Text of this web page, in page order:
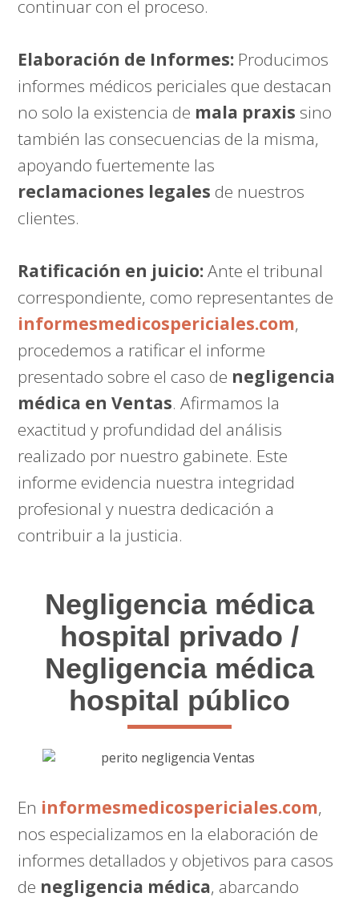
continuar con el proceso.
Elaboración de Informes: Producimos
informes médicos periciales que destacan
no solo la existencia de mala praxis sino
también las consecuencias de la misma,
apoyando fuertemente las
reclamaciones legales de nuestros
clientes.
Ratificación en juicio:Ante el tribunal
correspondiente, como representantes de
informesmedicospericiales.com,
procedemos a ratificar el informe
presentado sobre el caso de negligencia
médica en Ventas. Afirmamos la
exactitud y profundidad del análisis
realizado por nuestro gabinete. Este
informe evidencia nuestra integridad
profesional y nuestra dedicación a
contribuir a la justicia.
Negligencia médica
hospital privado /
Negligencia médica
hospital público
En informesmedicospericiales.com,
nos especializamos en la elaboración de
informes detallados y objetivos para casos
de negligencia médica, abarcando